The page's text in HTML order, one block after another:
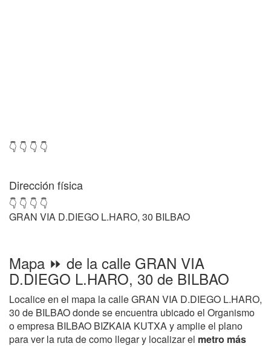
👇 👇 👇 👇
Dirección física
👇 👇 👇 👇
GRAN VIA D.DIEGO L.HARO, 30 BILBAO
Mapa ⏩ de la calle GRAN VIA
D.DIEGO L.HARO, 30 de BILBAO
Localice en el mapa la calle GRAN VIA D.DIEGO L.HARO,
30 de BILBAO donde se encuentra ubicado el Organismo
o empresa BILBAO BIZKAIA KUTXA y amplie el plano
para ver la ruta de como llegar y localizar el metro más